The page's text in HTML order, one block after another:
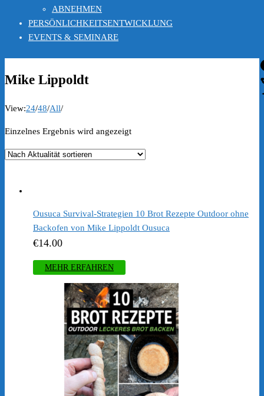
ABNEHMEN
PERSÖNLICHKEITSENTWICKLUNG
EVENTS & SEMINARE
Mike Lippoldt
View:24/48/All/
Einzelnes Ergebnis wird angezeigt
Ousuca Survival-Strategien 10 Brot Rezepte Outdoor ohne
Backofen von Mike Lippoldt Ousuca
€14.00
MEHR ERFAHREN